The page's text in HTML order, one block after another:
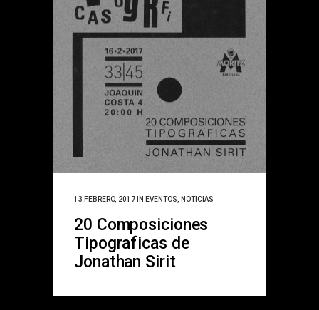
13 FEBRERO, 2017 IN EVENTOS, NOTICIAS
20 Composiciones
Tipograficas de
Jonathan Sirit